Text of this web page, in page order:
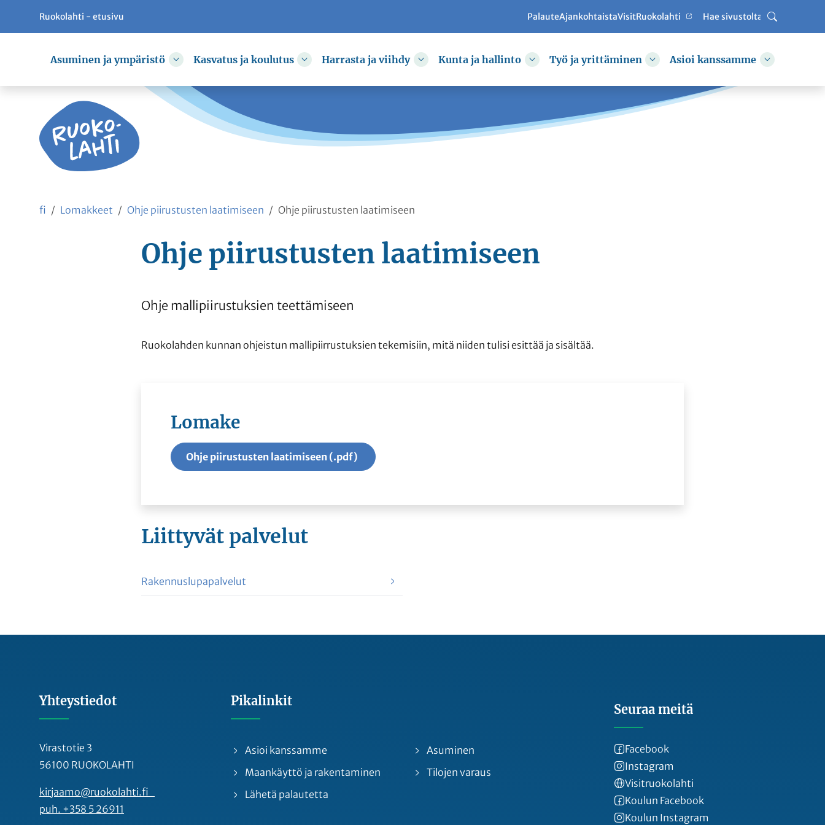
Siirry pääsisältöön
Ruokolahti - etusivu PalauteAjankohtaistaVisitRuokolahti
Haku
Asuminen ja ympäristö
Vaihda alasvetovalikkoa
Kasvatus ja koulutus
Vaihda alasvetovalikkoa
Harrasta ja viihdy
Vaihda alasvetovalikkoa
Kunta ja hallinto
Vaihda alasvetovalikkoa
Työ ja yrittäminen
Vaihda alasvetovalikkoa
Asioi kanssamme
Vaihda
fi Lomakkeet Ohje piirustusten laatimiseen Ohje piirustusten laatimiseen
Ohje piirustusten laatimiseen
Ohje mallipiirustuksien teettämiseen
Ruokolahden kunnan ohjeistun mallipiirrustuksien tekemisiin, mitä niiden tulisi esittää ja sisältää.
Lomake
Ohje piirustusten laatimiseen (.pdf)
Liittyvät palvelut
Rakennuslupapalvelut
Yhteystiedot
Virastotie 3
56100 RUOKOLAHTI
kirjaamo@ruokolahti.fi
puh. +358 5 26911
Pikalinkit
Asioi kanssamme
Asuminen
Maankäyttö ja rakentaminen
Tilojen varaus
Lähetä palautetta
Seuraa meitä
Facebook
Instagram
Visitruokolahti
Koulun Facebook
Koulun Instagram